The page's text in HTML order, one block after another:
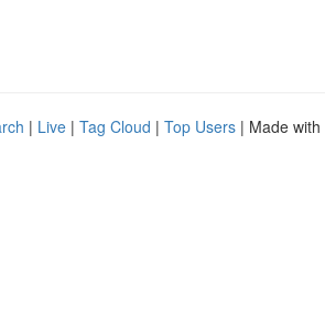
| Live | Tag Cloud | Top Users | Made with